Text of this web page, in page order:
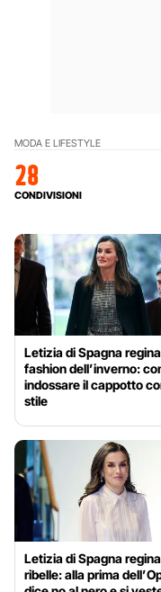
MODA E LIFESTYLE
28
CONDIVISIONI
Letizia di Spagna regina
fashion dell’inverno:
indossare il cappotto
stile
Letizia di Spagna regina
ribelle: alla prima